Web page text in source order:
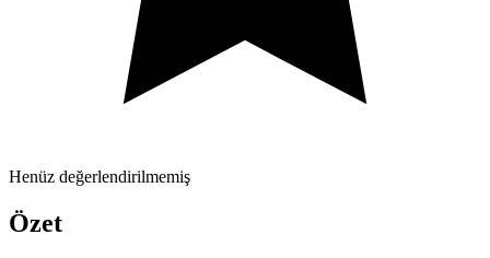
Henüz değerlendirilmemiş
Özet